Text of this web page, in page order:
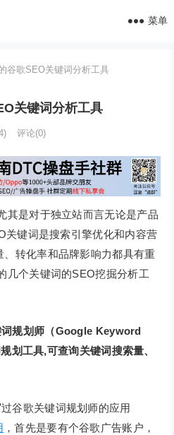
菜单
谷歌SEO关键词分析工具
关键词分析工具
评论(0)
其是对于独立站而言无论是产品
关键词是搜索引擎优化和内容营
转化率和品牌影响力都具有重
几个关键词的SEO挖掘分析工
规划师（Google Keyword
划工具,可查询关键词搜索量、
谷歌关键词规划师的应用
，首先是要有个谷歌广告账户，